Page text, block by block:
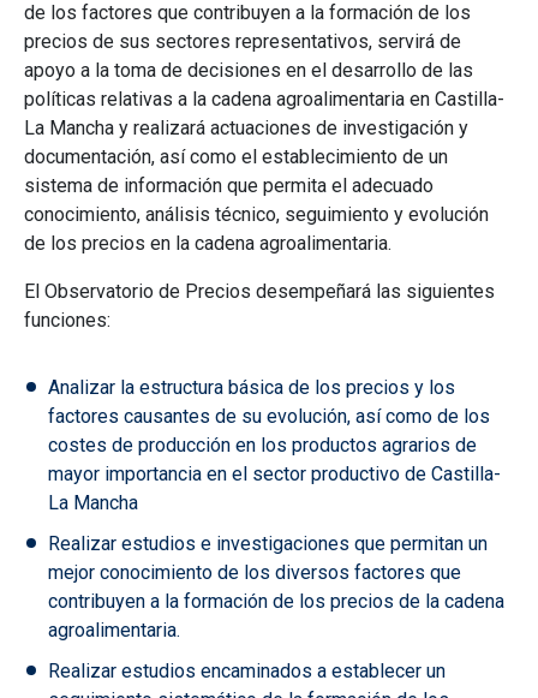
de los factores que contribuyen a la formación de los
precios de sus sectores representativos, servirá de
apoyo a la toma de decisiones en el desarrollo de las
políticas relativas a la cadena agroalimentaria en Castilla-
La Mancha y realizará actuaciones de investigación y
documentación, así como el establecimiento de un
sistema de información que permita el adecuado
conocimiento, análisis técnico, seguimiento y evolución
de los precios en la cadena agroalimentaria.
El Observatorio de Precios desempeñará las siguientes
funciones:
Analizar la estructura básica de los precios y los
factores causantes de su evolución, así como de los
costes de producción en los productos agrarios de
mayor importancia en el sector productivo de Castilla-
La Mancha
Realizar estudios e investigaciones que permitan un
mejor conocimiento de los diversos factores que
contribuyen a la formación de los precios de la cadena
agroalimentaria.
Realizar estudios encaminados a establecer un